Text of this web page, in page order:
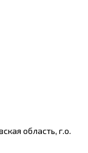
область, г.о.